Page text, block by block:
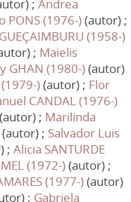
; Andrea
PONS (1976-)(autor) ;
(1958-)
; Maielis
GHAN (1980-)(autor)
)(autor) ; Flor
CANDAL (1976-)
; Marilinda
; Salvador Luis
; Alicia SANTURDE
(1972-)(autor) ;
(1977-)(autor)
; Gabriela